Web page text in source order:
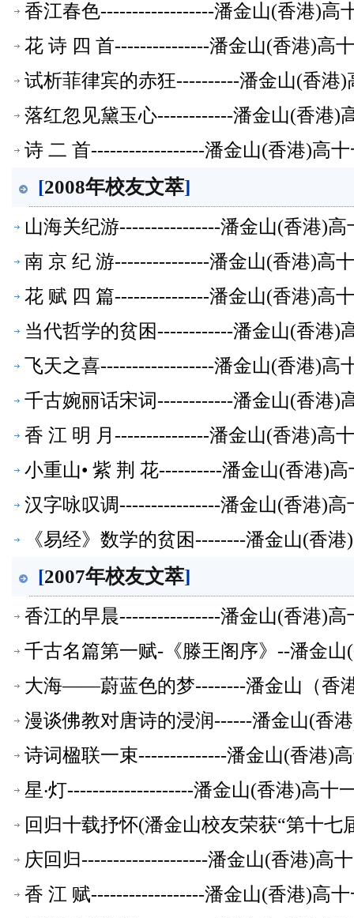
香江春色------------------潘金山(香港)高
花 诗 四 首---------------潘金山(香港)高
试析菲律宾的赤狂----------潘金山(香港
落红忽见黛玉心------------潘金山(香港)
诗 二 首------------------潘金山(香港)高
[2008年校友文萃]
山海关纪游----------------潘金山(香港)
南 京 纪 游---------------潘金山(香港)高
花 赋 四 篇---------------潘金山(香港)高
当代哲学的贫困------------潘金山(香港)
飞天之喜------------------潘金山(香港)高
千古婉丽话宋词------------潘金山(香港)
香 江 明 月---------------潘金山(香港)高
小重山• 紫 荆 花----------潘金山(香港)
汉字咏叹调----------------潘金山(香港)
《易经》数学的贫困--------潘金山(香
[2007年校友文萃]
香江的早晨----------------潘金山(香港)
千古名篇第一赋-《滕王阁序》--潘金
大海——蔚蓝色的梦--------潘金山（香
漫谈佛教对唐诗的浸润------潘金山(香
诗词楹联一束--------------潘金山(香港)
星‧灯--------------------潘金山(香港)高十
回归十载抒怀(潘金山校友荣获“第十七
庆回归--------------------潘金山(香港)高
香 江 赋------------------潘金山(香港)高